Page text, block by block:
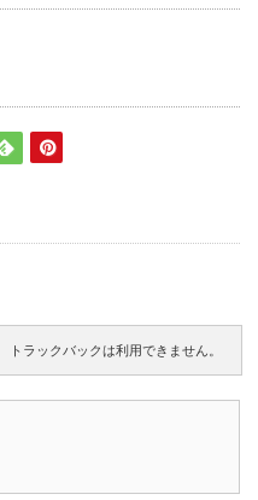
トラックバックは利用できません。